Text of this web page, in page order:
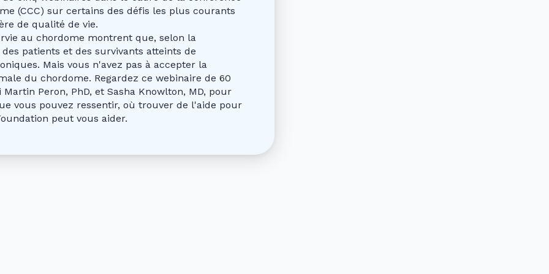
(CCC) sur certains des défis les plus courants
de qualité de vie.
au chordome montrent que, selon la
patients et des survivants atteints de
Mais vous n'avez pas à accepter la
du chordome. Regardez ce webinaire de 60
Peron, PhD, et Sasha Knowlton, MD, pour
vous pouvez ressentir, où trouver de l'aide pour
peut vous aider.